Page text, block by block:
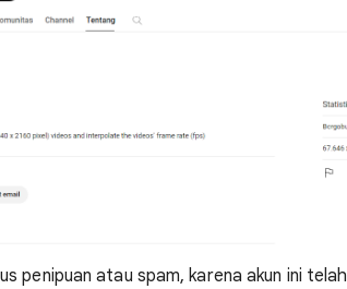
penipuan atau spam, karena akun ini telah